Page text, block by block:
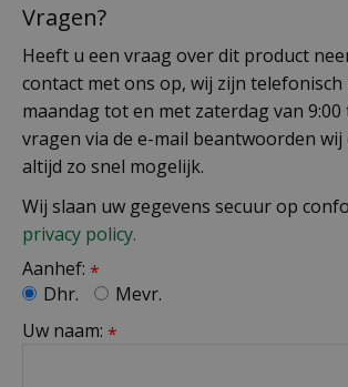
Vragen?
Heeft u een vraag over dit product
contact met ons op, wij zijn
maandag tot en met zaterdag van 9:00
vragen via de e-mail beantwoorden
altijd zo snel mogelijk.
Wij slaan uw gegevens secuur op
privacy policy.
Aanhef: *
Dhr.
Mevr.
Uw naam: *